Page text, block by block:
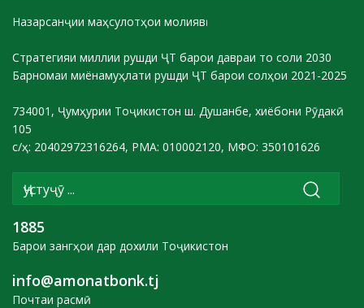
Назарсанҷии маҳсулотҳои молиявӣ
Стратегияи миллии рушди ҶТ барои давраи то соли 2030
Барномаи миёнамуҳлати рушди ҶТ барои солҳои 2021-2025
734001, Ҷумҳурии Тоҷикистон ш. Душанбе, хиёбони Рӯдакӣ
105
с/ҳ: 20402972316264, РМА: 010002120, МФО: 350101626
1885
Барои зангҳои дар дохили Тоҷикистон
info@amonatbonk.tj
Почтаи расмӣ